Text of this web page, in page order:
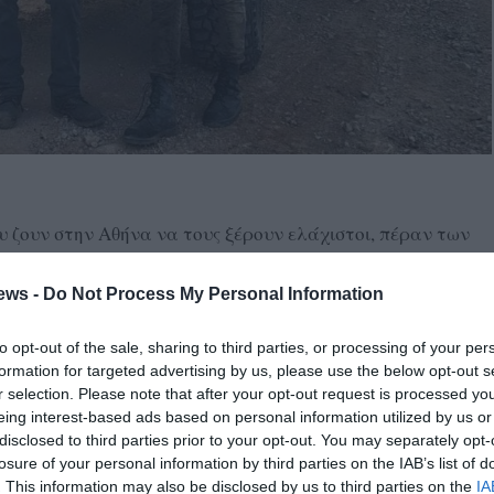
- Do Not Process My Personal Information
opt-out of the sale, sharing to third parties, or processing of your
for targeted advertising by us, please use the below opt-out
selection. Please note that after your opt-out request is processed
interest-based ads based on personal information utilized by us
to third parties prior to your opt-out. You may separately
of your personal information by third parties on the IAB’s list of
This information may also be disclosed by us to third parties on the
στην Αθήνα να τους ξέρουν ελάχιστοι, πέραν των
οι πυροσβέστες και οι κάτοικοι της
πυρκαγιά το Σαββάτου, αφού βοήθησαν τα μάλα στην
όπου υπάρχει ανάγκη, αφού αγαπούν τον
και τους ευχαριστούμε για τη βοήθεια: Αλέξανδρος
Βαλήλης και Γκάρυ Μπατανιάν.